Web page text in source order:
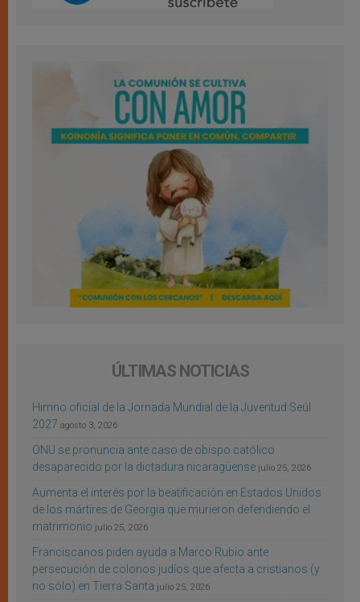
ÚLTIMAS NOTICIAS
Himno oficial de la Jornada Mundial de la Juventud Seúl
2027 agosto 3, 2026
ONU se pronuncia ante caso de obispo católico
desaparecido por la dictadura nicaragüense julio 25, 2026
Aumenta el interés por la beatificación en Estados Unidos
de los mártires de Georgia que murieron defendiendo el
matrimonio julio 25, 2026
Franciscanos piden ayuda a Marco Rubio ante
persecución de colonos judíos que afecta a cristianos (y
no sólo) en Tierra Santa julio 25, 2026